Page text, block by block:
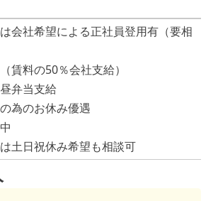
会社希望による正社員登用有（要相
賃料の50％会社支給）
弁当支給
為のお休み優遇
土日祝休み希望も相談可